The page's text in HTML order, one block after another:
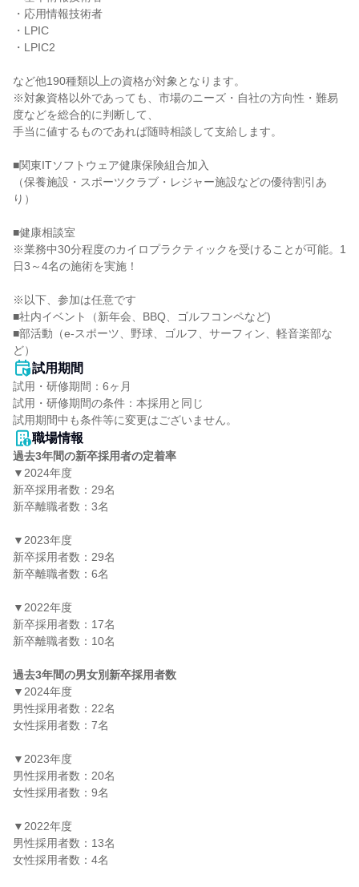
・応用情報技術者
・LPIC
・LPIC2
など他190種類以上の資格が対象となります。
※対象資格以外であっても、市場のニーズ・自社の方向性・難易
度などを総合的に判断して、
手当に値するものであれば随時相談して支給します。
■関東ITソフトウェア健康保険組合加入
（保養施設・スポーツクラブ・レジャー施設などの優待割引あ
り）
■健康相談室
※業務中30分程度のカイロプラクティックを受けることが可能。1
日3～4名の施術を実施！
※以下、参加は任意です
■社内イベント（新年会、BBQ、ゴルフコンペなど)
■部活動（e-スポーツ、野球、ゴルフ、サーフィン、軽音楽部な
ど）
試用期間
試用・研修期間：6ヶ月
試用・研修期間の条件：本採用と同じ
職場情報
過去3年間の新卒採用者の定着率
▼2024年度
新卒採用者数：29名
新卒離職者数：3名
▼2023年度
新卒採用者数：29名
新卒離職者数：6名
▼2022年度
新卒採用者数：17名
新卒離職者数：10名
過去3年間の男女別新卒採用者数
▼2024年度
男性採用者数：22名
女性採用者数：7名
▼2023年度
男性採用者数：20名
女性採用者数：9名
▼2022年度
男性採用者数：13名
女性採用者数：4名